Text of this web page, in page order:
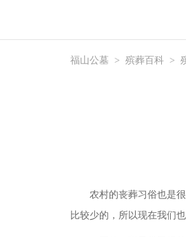
福山公墓 > 殡葬百科 >
农村的丧葬习俗也是
比较少的，所以现在我们